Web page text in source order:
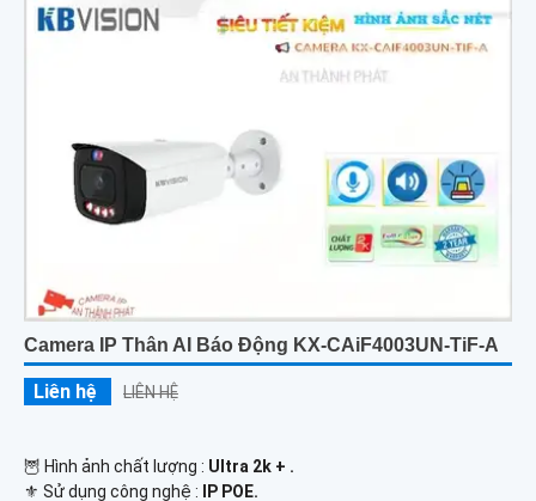
Camera IP Thân AI Báo Động KX-CAiF4003UN-TiF-A
Liên hệ LIÊN HỆ
🦉 Hình ảnh chất lượng : Ultra 2k + .
⚜️ Sử dụng công nghệ :
IP POE.